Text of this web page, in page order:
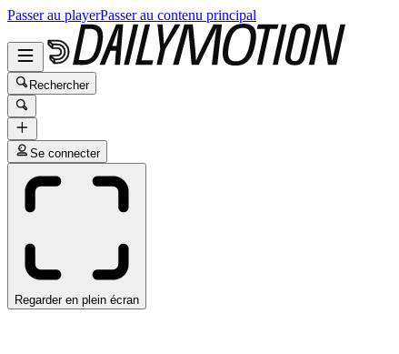
Passer au playerPasser au contenu principal
Rechercher
Se connecter
Regarder en plein écran